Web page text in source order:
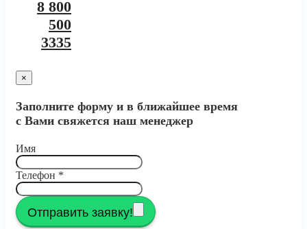
8 800
500
3335
×
Заполните форму и в ближайшее время
с Вами свяжется наш менеджер
Имя
Телефон *
Отправить заявку!